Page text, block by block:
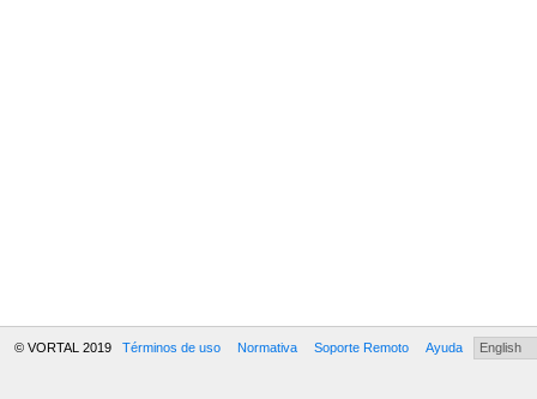
© VORTAL 2019 Términos de uso Normativa Soporte Remoto Ayuda